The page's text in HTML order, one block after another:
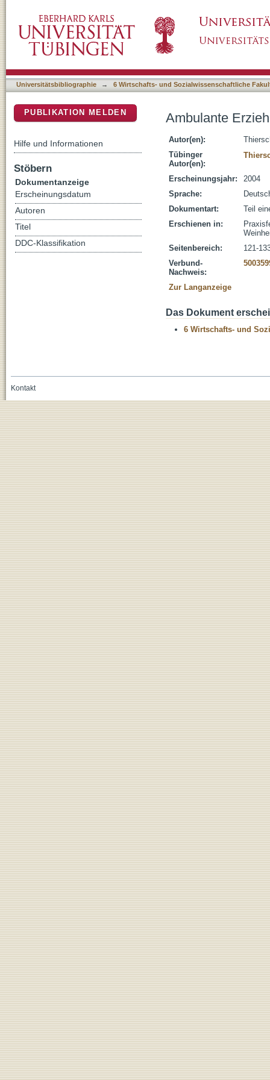
Universitätsbibliographie → 6 Wirtschafts- und Sozialwissenschaftliche
Ambulante
Autor(en):
Tübinger
Autor(en):
Erscheinungsjahr:
2004
Sprache:
Dokumentart:
Teil
Erschienen in:
Seitenbereich:
121-
Verbund-
Nachweis:
Zur Langanzeige
Das Dokument
6 Wirtschafts- und
PUBLIKATION MELDEN
Hilfe und Informationen
Stöbern
Dokumentanzeige
Erscheinungsdatum
Autoren
Titel
DDC-Klassifikation
Kontakt